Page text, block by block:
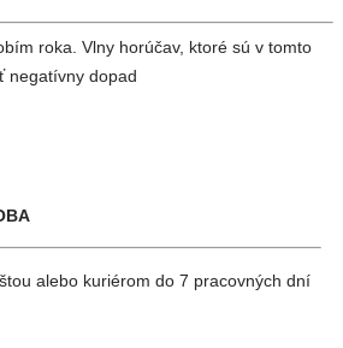
roka. Vlny horúčav, ktoré sú v tomto
negatívny dopad
alebo kuriérom do 7 pracovných dní